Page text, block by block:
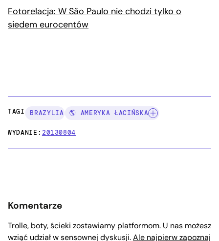
Fotorelacja: W São Paulo nie chodzi tylko o
siedem eurocentów
TAGI: BRAZYLIA 🌎 AMERYKA ŁACIŃSKA
WYDANIE:20130804
Komentarze
Trolle, boty, ścieki zostawiamy platformom. U nas możesz
wziąć udział w sensownej dyskusji.Ale najpierw zapoznaj